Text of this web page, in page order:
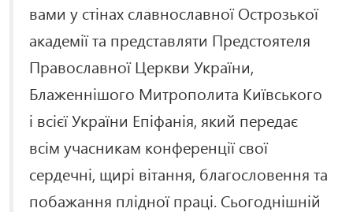
вами у стінах славнославної Острозької
академії та представляти Предстоятеля
Православної Церкви України,
Блаженнішого Митрополита Київського
і всієї України Епіфанія, який передає
всім учасникам конференції свої
сердечні, щирі вітання, благословення та
побажання плідної праці. Сьогоднішній